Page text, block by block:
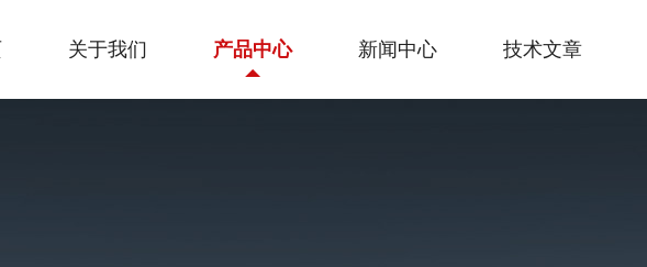
关于我们 产品中心 新闻中心 技术文章